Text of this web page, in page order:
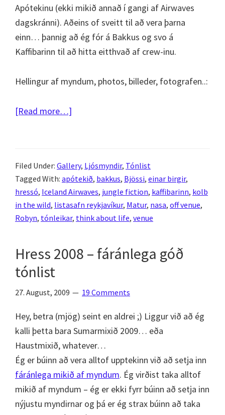
Apótekinu (ekki mikið annað í gangi af Airwaves
dagskránni). Aðeins of sveitt til að vera þarna
einn… þannig að ég fór á Bakkus og svo á
Kaffibarinn til að hitta eitthvað af crew-inu.
Hellingur af myndum, photos, billeder, fotografen..:
[Read more…]
–
Dagur
4
–
partý
Filed Under: Gallery, Ljósmyndir, Tónlist
Tagged With: apótekið, bakkus, Bjössi, einar birgir,
hressó, Iceland Airwaves, jungle fiction, kaffibarinn, kolb
in the wild, listasafn reykjavíkur, Matur, nasa, off venue,
Robyn, tónleikar, think about life, venue
Hress 2008 – fáránlega góð
tónlist
27. August, 2009 19 Comments
Hey, betra (mjög) seint en aldrei ;) Liggur við að ég
kalli þetta bara Sumarmixið 2009… eða
Haustmixið, whatever…
Ég er búinn að vera alltof upptekinn við að setja inn
fáránlega mikið af myndum. Ég virðist taka alltof
mikið af myndum – ég er ekki fyrr búinn að setja inn
nýjustu myndirnar og þá er ég strax búinn að taka